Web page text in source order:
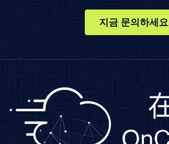
지금 문의하세요